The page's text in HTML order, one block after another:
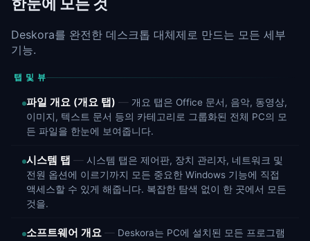
Deskora를 완전한 데스크톱 대체제로 만드는 모든 세부
기능.
탭 및 뷰
파일 개요 (개요 탭)
개요 탭은 Office 문서, 음악, 동영상,
이미지, 텍스트 문서 등의 카테고리로 그룹화된 전체 PC의 모
든 파일을 한눈에 보여줍니다.
시스템 탭
시스템 탭은 제어판, 장치 관리자, 네트워크 및
전원 옵션에 이르기까지 모든 중요한 Windows 기능에 직접
액세스할 수 있게 해줍니다. 복잡한 탐색 없이 한 곳에서 모든
것을.
소프트웨어 개요
Deskora는 PC에 설치된 모든 프로그램